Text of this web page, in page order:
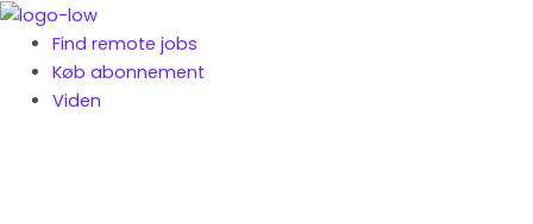
Gå
indholdet
Find remote jobs
Køb abonnement
Viden